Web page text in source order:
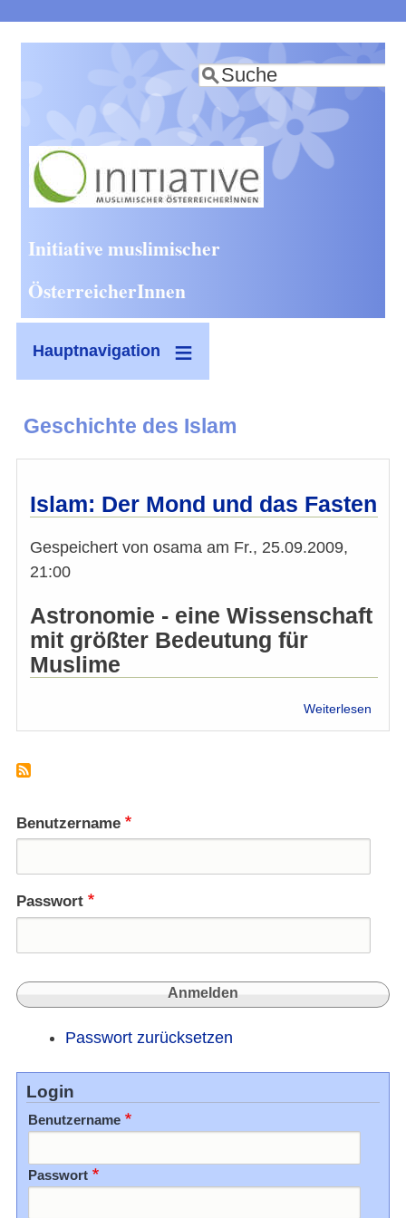
zum
Inhalt
Suche
Initiative muslimischer
ÖsterreicherInnen
Hauptnavigation
Geschichte des Islam
Islam: Der Mond und das Fasten
Gespeichert von osama am Fr., 25.09.2009,
21:00
Astronomie - eine Wissenschaft
mit größter Bedeutung für
Muslime
Weiterlesen
Benutzername
Passwort
Passwort zurücksetzen
Login
Benutzername
Passwort